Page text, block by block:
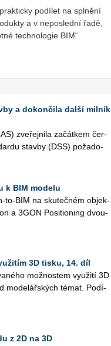
podílet na splnění
a v neposlední řadě,
technologie BIM“
a dokončila další milník
zve­řej­ni­la za­čát­kem čer­
stav­by (DSS) po­ža­do­
k BIM modelu
to-BIM na sku­teč­ném ob­jek­
a 3GON Po­si­ti­o­ning dvou­
3D tisku, 14. díl
mož­nos­tem vy­u­ži­tí 3D
mo­de­lář­ských témat. Po­dí­
z 2D na 3D